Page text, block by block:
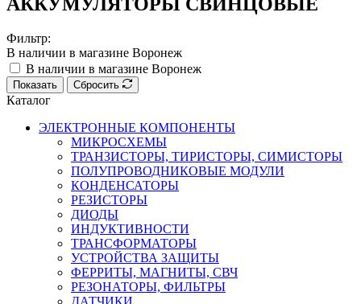
Фильтр:
В наличии в магазине Воронеж
В наличии в магазине Воронеж
Показать Сбросить
Каталог
ЭЛЕКТРОННЫЕ КОМПОНЕНТЫ
МИКРОСХЕМЫ
ТРАНЗИСТОРЫ, ТИРИСТОРЫ, СИМИСТОРЫ
ПОЛУПРОВОДНИКОВЫЕ МОДУЛИ
КОНДЕНСАТОРЫ
РЕЗИСТОРЫ
ДИОДЫ
ИНДУКТИВНОСТИ
ТРАНСФОРМАТОРЫ
УСТРОЙСТВА ЗАЩИТЫ
ФЕРРИТЫ, МАГНИТЫ, СВЧ
РЕЗОНАТОРЫ, ФИЛЬТРЫ
ДАТЧИКИ